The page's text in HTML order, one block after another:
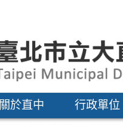
關於直中 行政單位